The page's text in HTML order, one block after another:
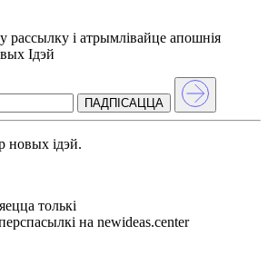
і атрымлівайце апошнія
Iдэй
ПАДПIСАЦЦА
ідэй.
толькі
на newideas.center